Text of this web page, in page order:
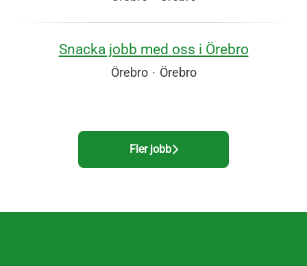
Snacka jobb med oss i Örebro
Örebro · Örebro
Fler jobb